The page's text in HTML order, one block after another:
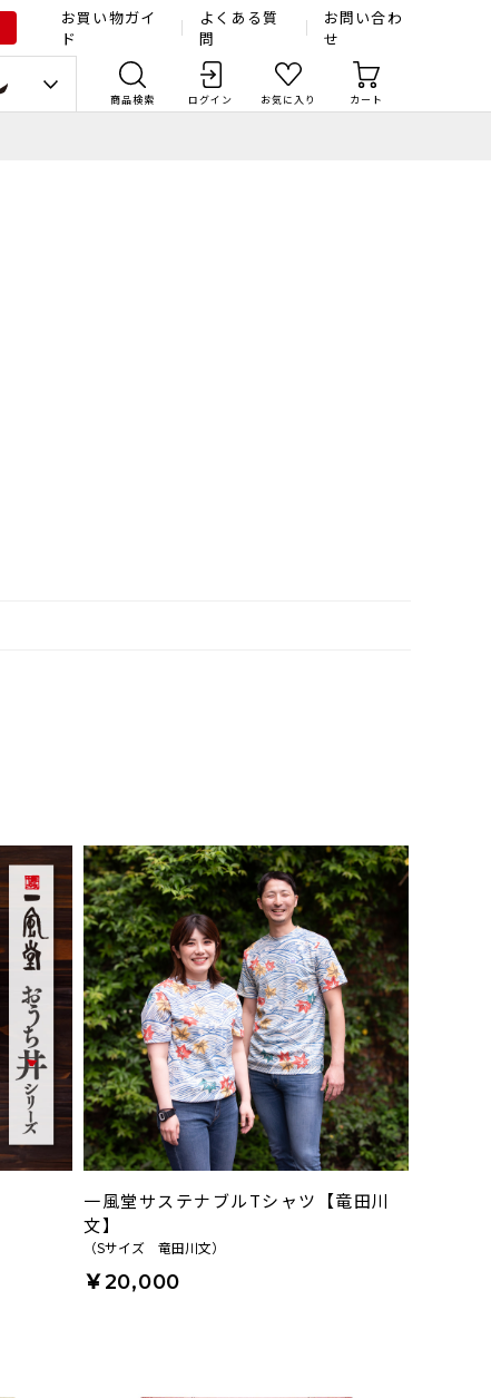
お買い物ガイ
ド
よくある質
問
お問い合わ
せ
商品検索 ログイン お気に入り カート
一風堂サステナブルTシャツ【竜田川
文】
（Sサイズ 竜田川文）
￥20,000